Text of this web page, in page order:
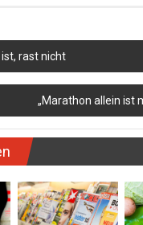
rast nicht
„Marathon allein ist